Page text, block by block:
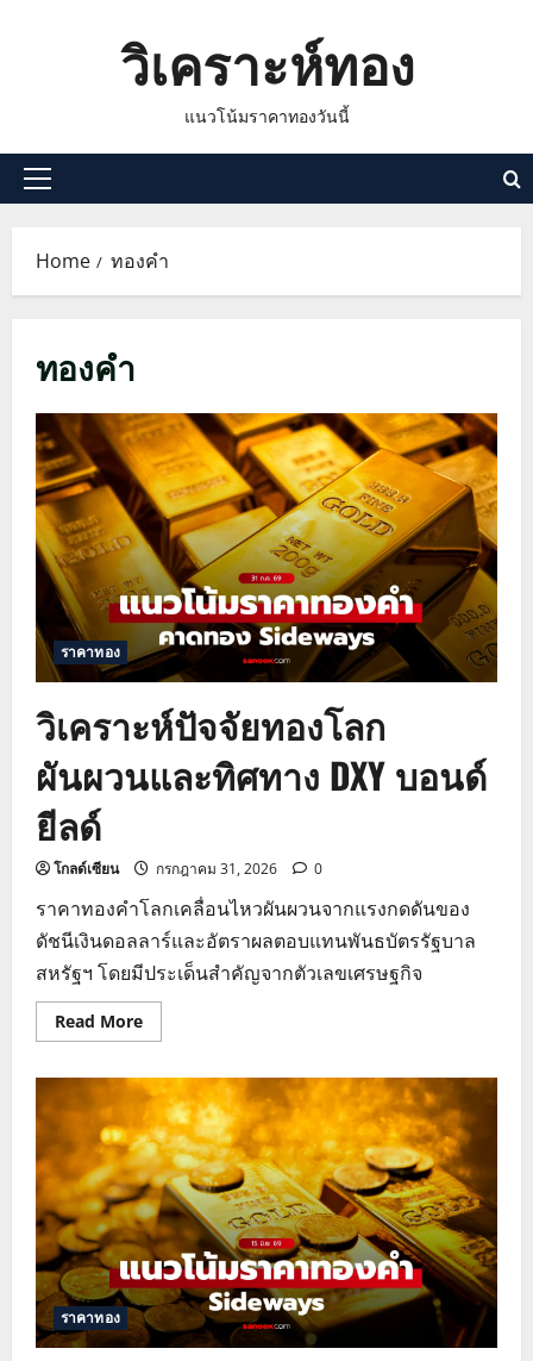
วิเคราะห์ทอง
แนวโน้มราคาทองวันนี้
Primary
Home ทองคำ
ทองคำ
ราคาทอง
วิเคราะห์ปัจจัยทองโลก
ผันผวนและทิศทาง DXY บอนด์
ยีลด์
โกลด์เซียน กรกฎาคม 31, 2026 0
ราคาทองคำโลกเคลื่อนไหวผันผวนจากแรงกดดันของ
ดัชนีเงินดอลลาร์และอัตราผลตอบแทนพันธบัตรรัฐบาล
สหรัฐฯ โดยมีประเด็นสำคัญจากตัวเลขเศรษฐกิจ
Read MoreRead
more
ปัจจัย
ทอง
โลก
ผันผวน
และ
ทิศทาง
DXY
บอนด์
ยี
ลด์
ราคาทอง